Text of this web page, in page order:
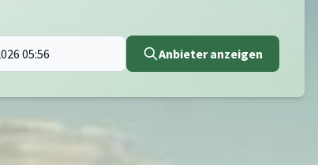
Anbieter anzeigen